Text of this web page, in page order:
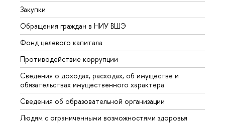
Закупки
Обращения граждан в НИУ ВШЭ
Фонд целевого капитала
Противодействие коррупции
Сведения о доходах, расходах, об имуществе и
обязательствах имущественного характера
Сведения об образовательной организации
Людям с ограниченными возможностями здоровья